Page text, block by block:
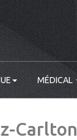
MÉDICAL
Carlton